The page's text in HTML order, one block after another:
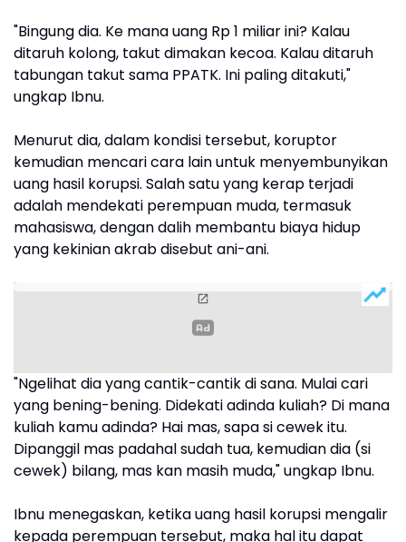
"Bingung dia. Ke mana uang Rp 1 miliar ini? Kalau
ditaruh kolong, takut dimakan kecoa. Kalau ditaruh
tabungan takut sama PPATK. Ini paling ditakuti,"
ungkap Ibnu.
Menurut dia, dalam kondisi tersebut, koruptor
kemudian mencari cara lain untuk menyembunyikan
uang hasil korupsi. Salah satu yang kerap terjadi
adalah mendekati perempuan muda, termasuk
mahasiswa, dengan dalih membantu biaya hidup
yang kekinian akrab disebut ani-ani.
"Ngelihat dia yang cantik-cantik di sana. Mulai cari
yang bening-bening. Didekati adinda kuliah? Di mana
kuliah kamu adinda? Hai mas, sapa si cewek itu.
Dipanggil mas padahal sudah tua, kemudian dia (si
cewek) bilang, mas kan masih muda," ungkap Ibnu.
Ibnu menegaskan, ketika uang hasil korupsi mengalir
kepada perempuan tersebut, maka hal itu dapat